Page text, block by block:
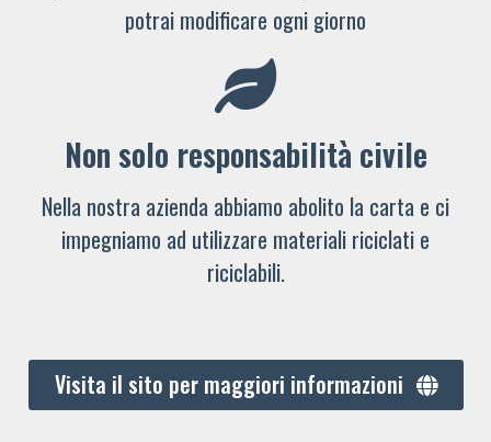
potrai modificare ogni giorno
Non solo responsabilità civile
Nella nostra azienda abbiamo abolito la carta e ci
impegniamo ad utilizzare materiali riciclati e
riciclabili.
Visita il sito per maggiori informazioni